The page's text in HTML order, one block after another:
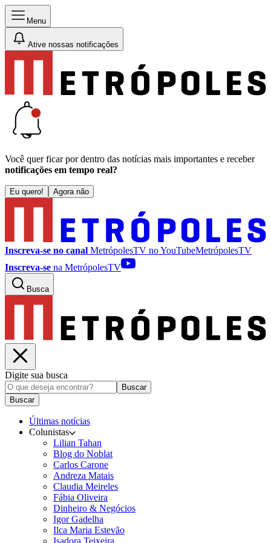
Menu
Ative nossas notificações
Você quer ficar por dentro das notícias mais importantes e receber
notificações em tempo real?
Eu quero! Agora não
Inscreva-se no canal MetrópolesTV noYouTubeMetrópolesTV
Inscreva-se na MetrópolesTV
Busca
Digite sua busca
Buscar
Buscar
Últimas notícias
Colunistas
Lilian Tahan
Blog do Noblat
Carlos Carone
Andreza Matais
Claudia Meireles
Fábia Oliveira
Dinheiro & Negócios
Igor Gadelha
Ilca Maria Estevão
Isadora Teixeira